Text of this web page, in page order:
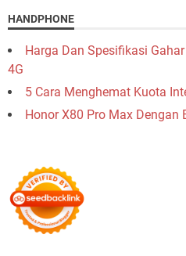
HANDPHONE
Harga Dan Spesifikasi
4G
5 Cara Menghemat Kuota
Honor X80 Pro Max Dengan